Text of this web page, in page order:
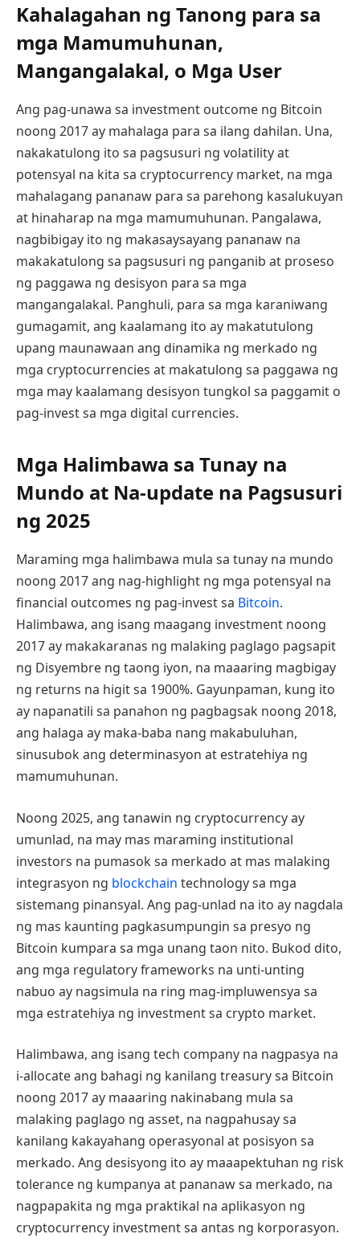
Kahalagahan ng Tanong para sa
mga Mamumuhunan,
Mangangalakal, o Mga User
Ang pag-unawa sa investment outcome ng Bitcoin
noong 2017 ay mahalaga para sa ilang dahilan. Una,
nakakatulong ito sa pagsusuri ng volatility at
potensyal na kita sa cryptocurrency market, na mga
mahalagang pananaw para sa parehong kasalukuyan
at hinaharap na mga mamumuhunan. Pangalawa,
nagbibigay ito ng makasaysayang pananaw na
makakatulong sa pagsusuri ng panganib at proseso
ng paggawa ng desisyon para sa mga
mangangalakal. Panghuli, para sa mga karaniwang
gumagamit, ang kaalamang ito ay makatutulong
upang maunawaan ang dinamika ng merkado ng
mga cryptocurrencies at makatulong sa paggawa ng
mga may kaalamang desisyon tungkol sa paggamit o
pag-invest sa mga digital currencies.
Mga Halimbawa sa Tunay na
Mundo at Na-update na Pagsusuri
ng 2025
Maraming mga halimbawa mula sa tunay na mundo
noong 2017 ang nag-highlight ng mga potensyal na
financial outcomes ng pag-invest sa Bitcoin.
Halimbawa, ang isang maagang investment noong
2017 ay makakaranas ng malaking paglago pagsapit
ng Disyembre ng taong iyon, na maaaring magbigay
ng returns na higit sa 1900%. Gayunpaman, kung ito
ay napanatili sa panahon ng pagbagsak noong 2018,
ang halaga ay maka-baba nang makabuluhan,
sinusubok ang determinasyon at estratehiya ng
mamumuhunan.
Noong 2025, ang tanawin ng cryptocurrency ay
umunlad, na may mas maraming institutional
investors na pumasok sa merkado at mas malaking
integrasyon ng blockchain technology sa mga
sistemang pinansyal. Ang pag-unlad na ito ay nagdala
ng mas kaunting pagkasumpungin sa presyo ng
Bitcoin kumpara sa mga unang taon nito. Bukod dito,
ang mga regulatory frameworks na unti-unting
nabuo ay nagsimula na ring mag-impluwensya sa
mga estratehiya ng investment sa crypto market.
Halimbawa, ang isang tech company na nagpasya na
i-allocate ang bahagi ng kanilang treasury sa Bitcoin
noong 2017 ay maaaring nakinabang mula sa
malaking paglago ng asset, na nagpahusay sa
kanilang kakayahang operasyonal at posisyon sa
merkado. Ang desisyong ito ay maaapektuhan ng risk
tolerance ng kumpanya at pananaw sa merkado, na
nagpapakita ng mga praktikal na aplikasyon ng
cryptocurrency investment sa antas ng korporasyon.